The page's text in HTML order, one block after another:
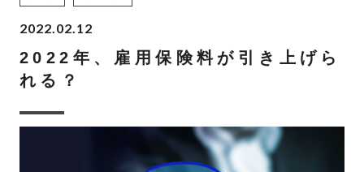
2022.02.12
2022年、雇用保険料が引き上げら
れる？